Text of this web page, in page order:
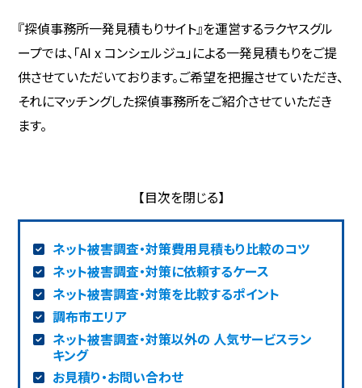
『探偵事務所一発見積もりサイト』を運営するラクヤスグル
ープでは、「AI x コンシェルジュ」による一発見積もりをご提
供させていただいております。ご希望を把握させていただき、
それにマッチングした探偵事務所をご紹介させていただき
ます。
ネット被害調査・対策費用見積もり比較のコツ
ネット被害調査・対策に依頼するケース
ネット被害調査・対策を比較するポイント
調布市エリア
ネット被害調査・対策以外の 人気サービスラン
キング
お見積り・お問い合わせ